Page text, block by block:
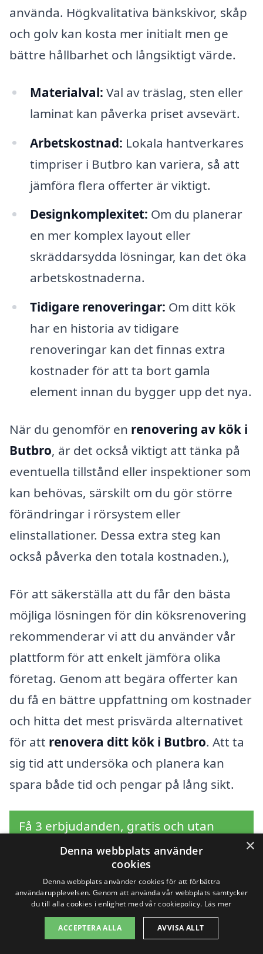
använda. Högkvalitativa bänkskivor, skåp
och golv kan kosta mer initialt men ge
bättre hållbarhet och långsiktigt värde.
Materialval: Val av träslag, sten eller
laminat kan påverka priset avsevärt.
Arbetskostnad: Lokala hantverkares
timpriser i Butbro kan variera, så att
jämföra flera offerter är viktigt.
Designkomplexitet: Om du planerar
en mer komplex layout eller
skräddarsydda lösningar, kan det öka
arbetskostnaderna.
Tidigare renoveringar: Om ditt kök
har en historia av tidigare
renoveringar kan det finnas extra
kostnader för att ta bort gamla
element innan du bygger upp det nya.
När du genomför en renovering av kök i
Butbro, är det också viktigt att tänka på
eventuella tillstånd eller inspektioner som
kan behövas, särskilt om du gör större
förändringar i rörsystem eller
elinstallationer. Dessa extra steg kan
också påverka den totala kostnaden.),
För att säkerställa att du får den bästa
möjliga lösningen för din köksrenovering
rekommenderar vi att du använder vår
plattform för att enkelt jämföra olika
företag. Genom att begära offerter kan
du få en bättre uppfattning om kostnader
och hitta det mest prisvärda alternativet
för att renovera ditt kök i Butbro. Att ta
sig tid att undersöka och planera kan
spara både tid och pengar på lång sikt.
Få 3 erbjudanden, gratis och utan
förpliktelser
Sök efter en
professionell för
×
Denna webbplats använder
cookies
Denna webbplats använder cookies för att förbättra
användarupplevelsen. Genom att använda vår webbplats samtycker
du till alla cookies i enlighet med vår cookiepolicy. Läs mer
ACCEPTERA ALLA AVVISA ALLT